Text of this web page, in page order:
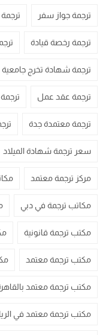
ترجمة جواز سفر
ترجمة رخصة قيادة
ترجمة شهادة تخرج جامعية
ترجمة عقد عمل
ترجمة معتمدة جدة
سعر ترجمة شهادة الميلاد
مركز ترجمة معتمد
مكاتب ترجمة في دبي
مكتب ترجمة قانونية
مكتب ترجمة معتمد
مكتب ترجمة معتمد
مكتب ترجمة معتمد في